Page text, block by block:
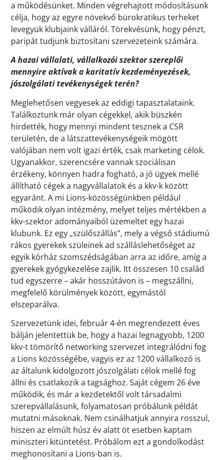
a működésünket. Minden végrehajtott módosításunk
célja, hogy az egyre növekvő bürokratikus terheket
levegyük klubjaink válláról. Törekvésünk, hogy pénzt,
paripát tudjunk biztosítani szervezeteink számára.
A hazai vállalati, vállalkozói szektor szereplői
mennyire aktívak a karitatív kezdeményezések,
jószolgálati tevékenységek terén?
Meglehetősen vegyesek az eddigi tapasztalataink.
Találkoztunk már olyan cégekkel, akik büszkén
hirdették, hogy mennyi mindent tesznek a CSR
területén, de a látszattevékenységeik mögött
valójában nem volt igazi érték, csak marketing célok.
Ugyanakkor, szerencsére vannak szociálisan
érzékeny, könnyen hadra fogható, a jó ügyek mellé
állítható cégek a nagyvállalatok és a kkv-k között
egyaránt. A mi Lions-közösségünkben például
működik olyan intézmény, melyet teljes mértékben a
kkv-szektor adományaiból üzemeltet egy hazai
klubunk. Ez egy „szülőszállás”, mely a végső stádiumú
rákos gyerekek szüleinek ad szálláslehetőséget az
egyik kórház szomszédságában arra az időre, amíg a
gyerekek gyógykezelése zajlik. Itt összesen 10 család
tud egyszerre – akár hosszútávon is – megszállni,
megfelelő körülmények között, egymástól
elszeparálva.
Szervezetünk idei, február 4-én megrendezett éves
bálján jelentettük be, hogy a hazai legnagyobb, 1200
kkv-t tömörítő networking szervezet integrálódni fog
a Lions közösségébe, vagyis ez az 1200 vállalkozó is
az általunk kidolgozott jószolgálati célok mellé fog
állni és csatlakozik a tagsághoz. Saját cégem 26 éve
működik, és már a kezdetektől volt társadalmi
szerepvállalásunk, folyamatosan próbálunk példát
mutatni másoknak. Nem csinálhatjuk annyira rosszul,
hiszen az elmúlt húsz év alatt öt esetben kaptam
miniszteri kitüntetést. Próbálom ezt a gondolkodást
meghonosítani a Lions-ban is.